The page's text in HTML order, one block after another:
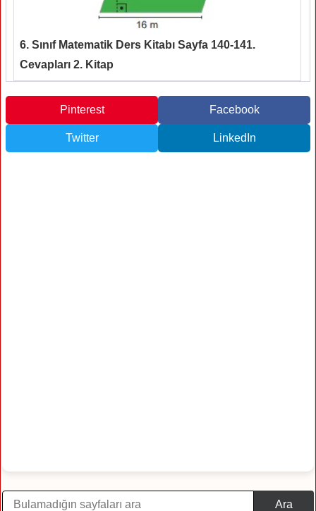
6. Sınıf Matematik Ders Kitabı Sayfa 140-141.
Cevapları 2. Kitap
Pinterest Facebook
Twitter LinkedIn
Ara